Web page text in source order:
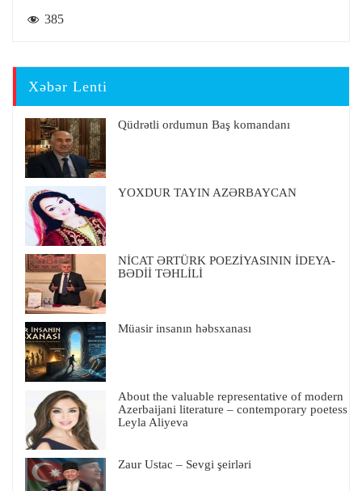
385
Xəbər Lenti
Qüdrətli ordumun Baş komandanı
YOXDUR TAYIN AZƏRBAYCAN
NİCAT ƏRTÜRK POEZİYASININ İDEYA-
BƏDİİ TƏHLİLİ
Müasir insanın həbsxanası
About the valuable representative of modern
Azerbaijani literature – contemporary poetess
Leyla Aliyeva
Zaur Ustac – Sevgi şeirləri